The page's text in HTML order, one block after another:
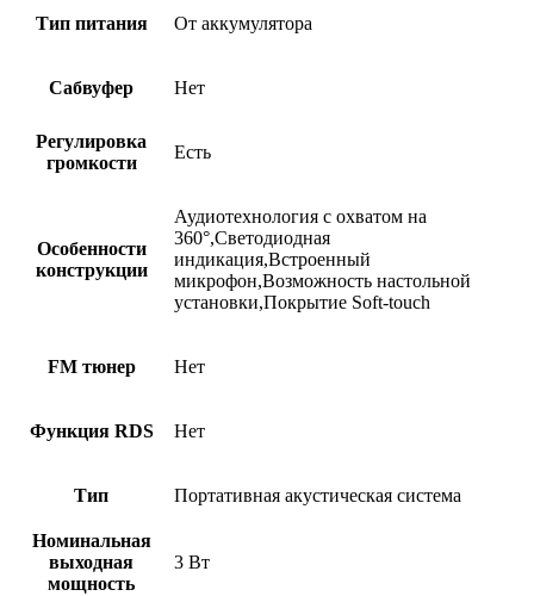
Тип питания От аккумулятора
Сабвуфер Нет
Регулировка
громкости
Есть
Особенности
конструкции
Аудиотехнология с охватом на
360°,Светодиодная
индикация,Встроенный
микрофон,Возможность настольной
установки,Покрытие Soft-touch
FM тюнер Нет
Функция RDS Нет
Тип Портативная акустическая система
Номинальная
выходная
мощность
3 Вт